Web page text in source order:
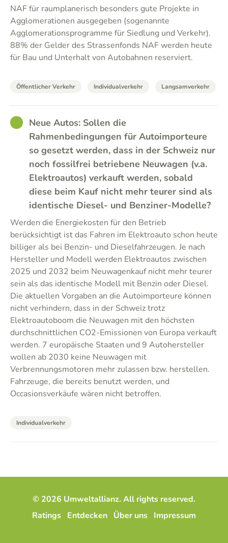
NAF für raumplanerisch besonders gute Projekte in
Agglomerationen ausgegeben (sogenannte
Agglomerationsprogramme für Siedlung und Verkehr).
88% der Gelder des Strassenfonds NAF werden heute
für Bau und Unterhalt von Autobahnen reserviert.
Öffentlicher Verkehr Individualverkehr Langsamverkehr
GOODNeue Autos: Sollen die
Rahmenbedingungen für Autoimporteure
so gesetzt werden, dass in der Schweiz nur
noch fossilfrei betriebene Neuwagen (v.a.
Elektroautos) verkauft werden, sobald
diese beim Kauf nicht mehr teurer sind als
identische Diesel- und Benziner-Modelle?
Werden die Energiekosten für den Betrieb
berücksichtigt ist das Fahren im Elektroauto schon heute
billiger als bei Benzin- und Dieselfahrzeugen. Je nach
Hersteller und Modell werden Elektroautos zwischen
2025 und 2032 beim Neuwagenkauf nicht mehr teurer
sein als das identische Modell mit Benzin oder Diesel.
Die aktuellen Vorgaben an die Autoimporteure können
nicht verhindern, dass in der Schweiz trotz
Elektroautoboom die Neuwagen mit den höchsten
durchschnittlichen CO2-Emissionen von Europa verkauft
werden. 7 europäische Staaten und 9 Autohersteller
wollen ab 2030 keine Neuwagen mit
Verbrennungsmotoren mehr zulassen bzw. herstellen.
Fahrzeuge, die bereits benutzt werden, und
Occasionsverkäufe wären nicht betroffen.
Individualverkehr
© 2026 Umweltallianz. All rights reserved.
Ratings Entdecken Über uns Impressum